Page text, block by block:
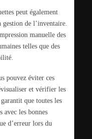
peut également
de l’inventaire.
manuelle des
telles que des
pouvez éviter ces
et vérifier les
que toutes les
avec les bonnes
d’erreur lors du